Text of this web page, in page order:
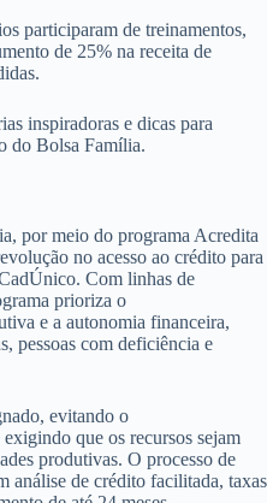
participaram de treinamentos,
de 25% na receita de
inspiradoras e dicas para
do Bolsa Família.
por meio do programa Acredita
no acesso ao crédito para
Com linhas de
prioriza o
e a autonomia financeira,
pessoas com deficiência e
evitando o
que os recursos sejam
produtivas. O processo de
análise de crédito facilitada, taxas